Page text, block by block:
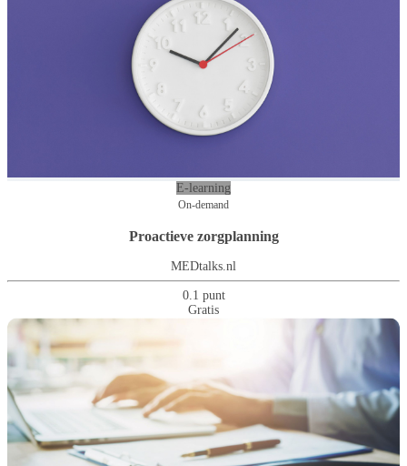
E-learning
On-demand
Proactieve zorgplanning
MEDtalks.nl
0.1 punt
Gratis